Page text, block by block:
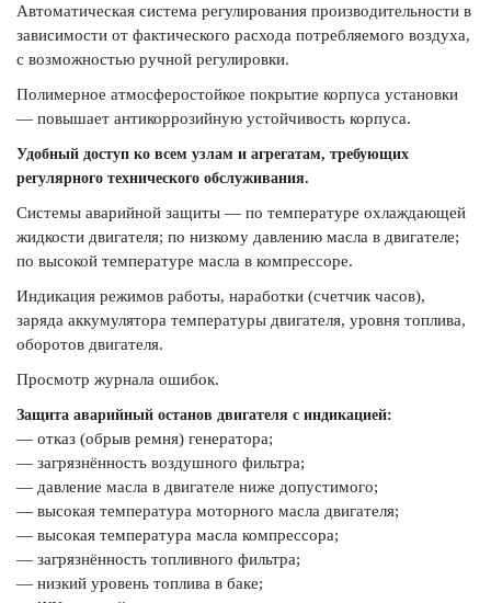
Автоматическая система регулирования производительности в
зависимости от фактического расхода потребляемого воздуха,
с возможностью ручной регулировки.
Полимерное атмосферостойкое покрытие корпуса установки
— повышает антикоррозийную устойчивость корпуса.
Удобный доступ ко всем узлам и агрегатам, требующих
регулярного технического обслуживания.
Системы аварийной защиты — по температуре охлаждающей
жидкости двигателя; по низкому давлению масла в двигателе;
по высокой температуре масла в компрессоре.
Индикация режимов работы, наработки (счетчик часов),
заряда аккумулятора температуры двигателя, уровня топлива,
оборотов двигателя.
Просмотр журнала ошибок.
Защита аварийный останов двигателя с индикацией:
— отказ (обрыв ремня) генератора;
— загрязнённость воздушного фильтра;
— давление масла в двигателе ниже допустимого;
— высокая температура моторного масла двигателя;
— высокая температура масла компрессора;
— загрязнённость топливного фильтра;
— низкий уровень топлива в баке;